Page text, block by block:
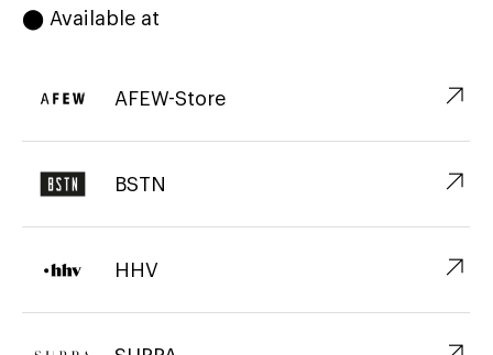
⬤ Available at
AFEW-Store ↗︎
BSTN ↗︎
HHV ↗︎